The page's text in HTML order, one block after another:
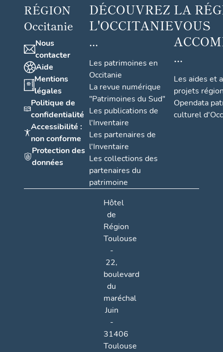
RÉGION
Occitanie
Nous
contacter
Aide
Mentions
légales
Politique de
confidentialité
Accessibilité :
non conforme
Protection des
données
DÉCOUVREZ
L'OCCITANIE
...
Les patrimoines en
Occitanie
La revue numérique
"Patrimoines du Sud"
Les publications de
l'Inventaire
Les partenaires de
l'Inventaire
Les collections des
partenaires du
patrimoine
LA
VOUS
...
Les aides et
projets
Opendata
culturel
Hôtel
de
Région
Toulouse
-
22,
boulevard
du
maréchal
Juin
-
31406
Toulouse